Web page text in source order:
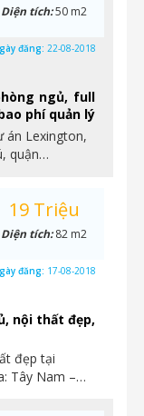
ngủ, full
phí quản lý
án Lexington,
quận…
Diện tích:50 m2
đăng: 22-08-2018
nội thất đẹp,
đẹp tại
Tây Nam –…
19 Triệu
Diện tích:82 m2
đăng: 17-08-2018